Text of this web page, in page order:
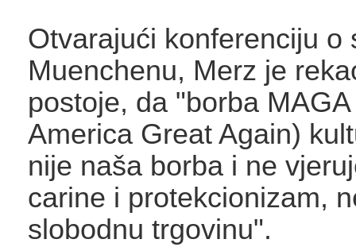
Otvarajući konferenciju o
Muenchenu, Merz je
postoje, da "borba
America Great Again)
nije naša borba i ne
carine i protekcionizam,
slobodnu trgovinu".